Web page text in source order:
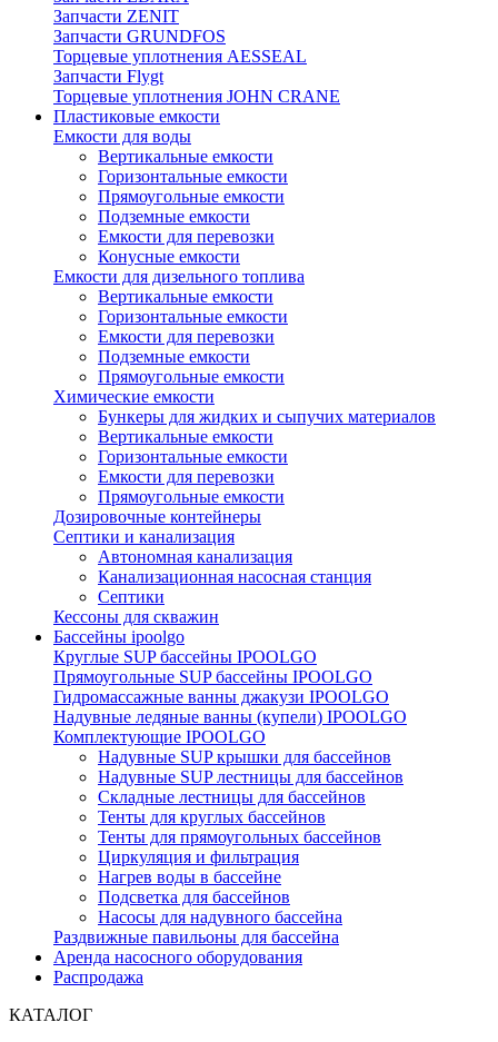
Запчасти ZENIT
Запчасти GRUNDFOS
Торцевые уплотнения AESSEAL
Запчасти Flygt
Торцевые уплотнения JOHN CRANE
Пластиковые емкости
Емкости для воды
Вертикальные емкости
Горизонтальные емкости
Прямоугольные емкости
Подземные емкости
Емкости для перевозки
Конусные емкости
Емкости для дизельного топлива
Вертикальные емкости
Горизонтальные емкости
Емкости для перевозки
Подземные емкости
Прямоугольные емкости
Химические емкости
Бункеры для жидких и сыпучих материалов
Вертикальные емкости
Горизонтальные емкости
Емкости для перевозки
Прямоугольные емкости
Дозировочные контейнеры
Септики и канализация
Автономная канализация
Канализационная насосная станция
Септики
Кессоны для скважин
Бассейны ipoolgo
Круглые SUP бассейны IPOOLGO
Прямоугольные SUP бассейны IPOOLGO
Гидромассажные ванны джакузи IPOOLGO
Надувные ледяные ванны (купели) IPOOLGO
Комплектующие IPOOLGO
Надувные SUP крышки для бассейнов
Надувные SUP лестницы для бассейнов
Складные лестницы для бассейнов
Тенты для круглых бассейнов
Тенты для прямоугольных бассейнов
Циркуляция и фильтрация
Нагрев воды в бассейне
Подсветка для бассейнов
Насосы для надувного бассейна
Раздвижные павильоны для бассейна
Аренда насосного оборудования
Распродажа
КАТАЛОГ